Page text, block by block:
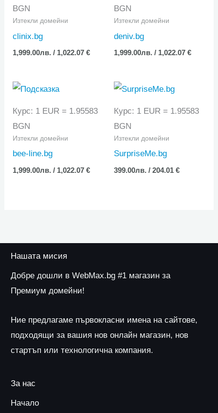
BGN
Изтекли домейни
clinix.bg
1,999.00лв. / 1,022.07 €
BGN
Изтекли домейни
deniv.bg
1,999.00лв. / 1,022.07 €
Курс: 1 EUR = 1.95583
BGN
Изтекли домейни
bee-line.bg
1,999.00лв. / 1,022.07 €
Курс: 1 EUR = 1.95583
BGN
Изтекли домейни
SurpriseMe.bg
399.00лв. / 204.01 €
Нашата мисия
Добре дошли в WebMax.bg #1 магазин за
Премиум домейни!
Ние предлагаме първокласни имена на сайтове,
подходящи за вашия нов онлайн магазин, нов
стартъп или технологична компания.
За нас
Начало